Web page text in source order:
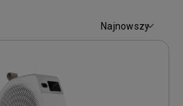
Najnowszy